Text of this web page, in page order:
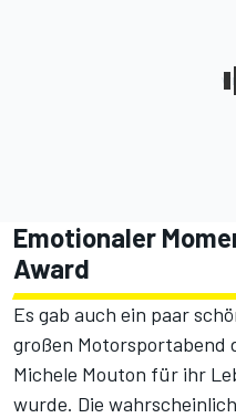
Emotionaler
Award
Es gab auch ein paar
großen Motorsportabend
Michele Mouton für ihr
wurde. Die